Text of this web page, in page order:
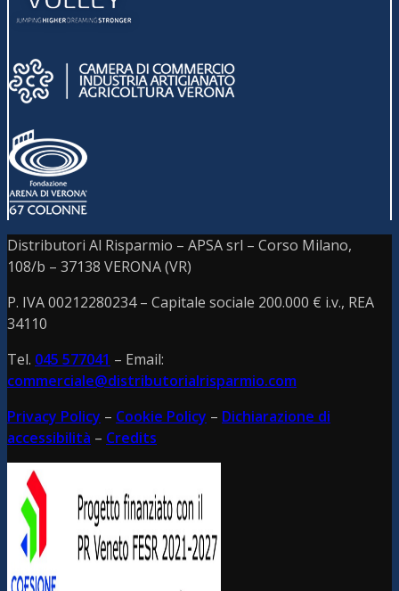
Distributori Al Risparmio – APSA srl – Corso Milano,
108/b – 37138 VERONA (VR)
P. IVA 00212280234 – Capitale sociale 200.000 € i.v., REA
34110
Tel. 045 577041 – Email:
commerciale@distributorialrisparmio.com
Privacy Policy – Cookie Policy – Dichiarazione di
accessibilità – Credits